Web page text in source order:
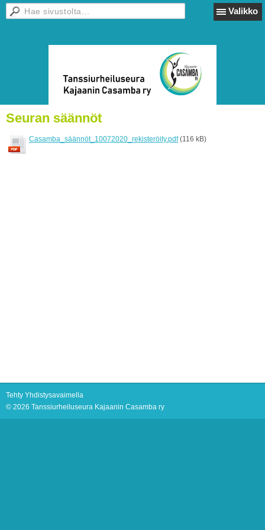
Valikko
Seuran säännöt
Casamba_säännöt_10072020_rekisteröity.pdf (116 kB)
Tehty Yhdistysavaimella
© 2026 Tanssiurheiluseura Kajaanin Casamba ry